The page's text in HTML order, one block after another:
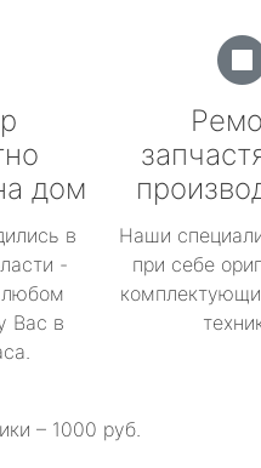
дом
в
-
Вас в
Наши
при себе
– 1000 руб.